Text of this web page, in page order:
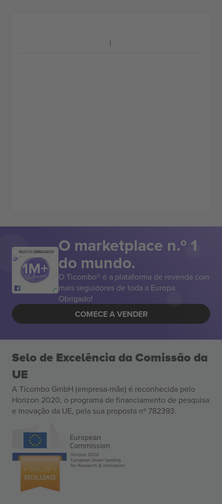
MUITO OBRIGADO! O marketplace n.º 1
do mundo.
O Ticombo® é a plataforma de revenda com
mais seguidores de toda a Europa.
Obrigado!
COMECE A VENDER
Selo de Excelência da Comissão da
UE
A Ticombo GmbH (empresa-mãe) é reconhecida pelo
Horizon 2020, o programa de financiamento de pesquisa
e inovação da UE, pela sua proposta nº 782393.